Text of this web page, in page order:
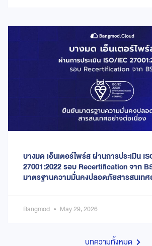
บางมด เอ็นเตอร์ไพร์ส ผ่านการประเมิน
27001:2022 รอบ Recertification จาก
มาตรฐานความมั่นคงปลอดภัยสารสนเทศ
Bangmod May 29, 2026
บทความทั้งหมด